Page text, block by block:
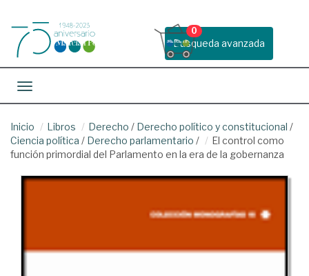
Busqueda avanzada
0
Toggle navigation
Inicio Libros Derecho / Derecho político y constitucional /
Ciencia política / Derecho parlamentario /
El control como
función primordial del Parlamento en la era de la gobernanza